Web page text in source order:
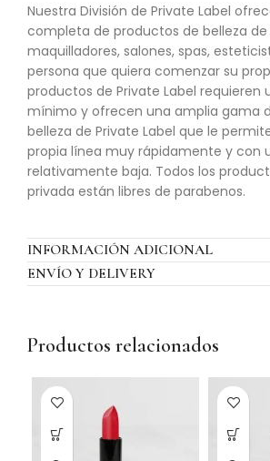
Nuestra División de Private Label
completa de productos de belleza
maquilladores, salones, spas,
persona que quiera comenzar su
productos de Private Label requieren
mínimo y ofrecen una amplia gama
belleza de Private Label que le
propia línea muy rápidamente y con
relativamente baja. Todos los
privada están libres de parabenos.
INFORMACIÓN ADICIONAL
ENVÍO Y DELIVERY
Productos relacionados